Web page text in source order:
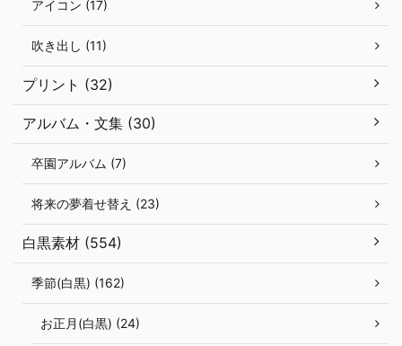
アイコン (17)
吹き出し (11)
プリント (32)
アルバム・文集 (30)
卒園アルバム (7)
将来の夢着せ替え (23)
白黒素材 (554)
季節(白黒) (162)
お正月(白黒) (24)